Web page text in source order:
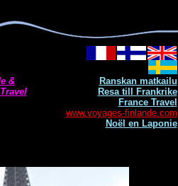
&
Ranskan matkailu
Resa till Frankrike
France Travel
www.voyages-finlande.com
Noël en Laponie